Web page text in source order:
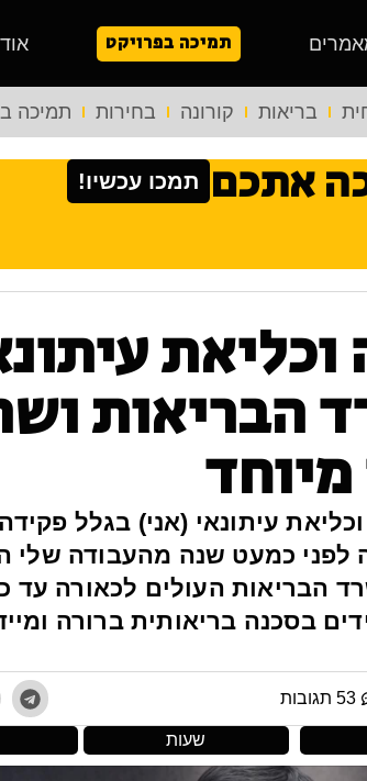
תמיכה בפרויקט
בריאות קורונה בחירות תמיכה
אתכם תמכו עכשיו!
הבריאות
עיתונאי (אני) בגלל
לפני כמעט שנה מהעבודה שלי
העולים לכאורה עד
בסכנה בריאותית ברורה
53 תגובות
שעות